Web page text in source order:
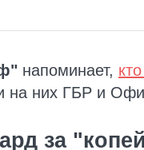
напоминает,
на них ГБР и
за